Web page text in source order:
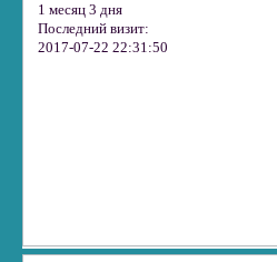
1 месяц 3 дня
Последний визит:
2017-07-22 22:31:50